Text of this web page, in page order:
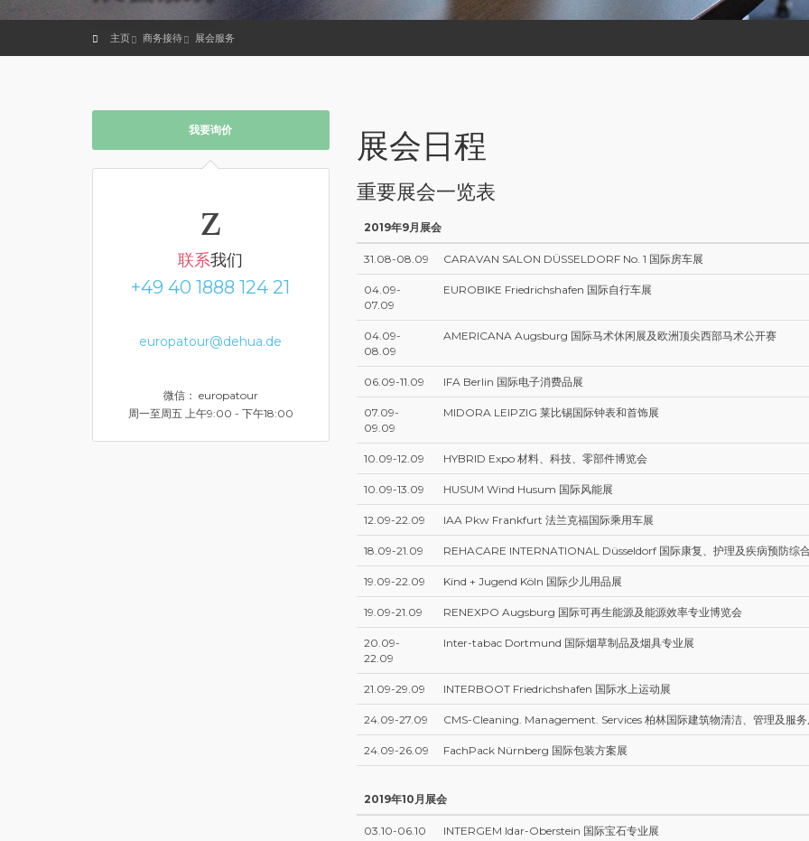
主页 商务接待 展会服务
我要询价
联系我们
+49 40 1888 124 21
europatour@dehua.de
微信： europatour
周一至周五 上午9:00 - 下午18:00
展会日程
重要展会一览表
2019年9月展会
31.08-08.09 CARAVAN SALON DÜSSELDORF No. 1 国际房车展
04.09-
07.09
EUROBIKE Friedrichshafen 国际自行车展
04.09-
08.09
AMERICANA Augsburg 国际马术休闲展及欧洲顶尖西部马术公开赛
06.09-11.09 IFA Berlin 国际电子消费品展
07.09-
09.09
MIDORA LEIPZIG 莱比锡国际钟表和首饰展
10.09-12.09 HYBRID Expo 材料、科技、零部件博览会
10.09-13.09 HUSUM Wind Husum 国际风能展
12.09-22.09 IAA Pkw Frankfurt 法兰克福国际乘用车展
18.09-21.09 REHACARE INTERNATIONAL Düsseldorf 国际康复、护理及疾病预防综
19.09-22.09 Kind + Jugend Köln 国际少儿用品展
19.09-21.09 RENEXPO Augsburg 国际可再生能源及能源效率专业博览会
20.09-
22.09
Inter-tabac Dortmund 国际烟草制品及烟具专业展
21.09-29.09 INTERBOOT Friedrichshafen 国际水上运动展
24.09-27.09 CMS-Cleaning. Management. Services 柏林国际建筑物清洁、管理及服务
24.09-26.09 FachPack Nürnberg 国际包装方案展
2019年10月展会
03.10-06.10 INTERGEM Idar-Oberstein 国际宝石专业展